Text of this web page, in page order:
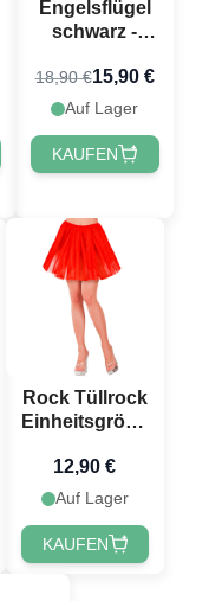
Engelsflügel
schwarz -
18,90 €15,90 €
Auf Lager
KAUFEN
Rock Tüllrock
Einheitsgröße
12,90 €
Auf Lager
KAUFEN